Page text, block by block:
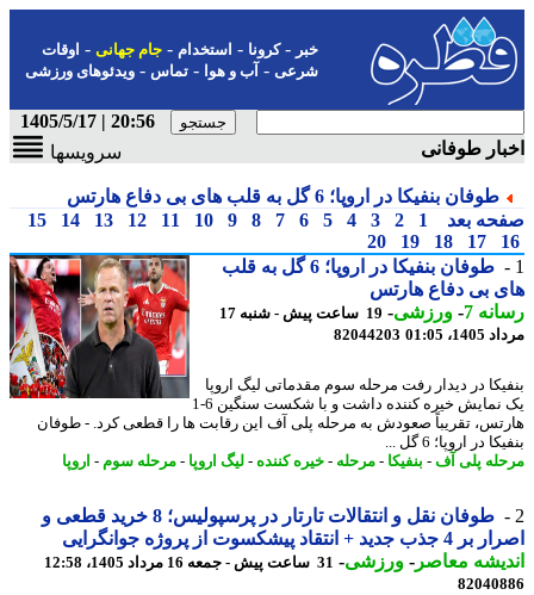
-کرونا-استخدام- جام جهانی-اوقات
شرعی-آب و هوا-تماس-ویدئوهای ورزشی
20:56 | 1405/5/17
طوفانی
سرویسها
طوفان بنفیکا در اروپا؛ 6 گل به قلب های بی دفاع هارتس
بعد
1
2
3
4
5
6
7
8
9
10
11
12
13
14
15
17
18
19
20
طوفان بنفیکا در اروپا؛ 6 گل به قلب
بی دفاع هارتس
7
-ورزشی-
19 ساعت پیش - شنبه 17
01:05
82044203
در دیدار رفت مرحله سوم مقدماتی لیگ اروپا
یک نمایش خیره کننده داشت و با شکست سنگین 6-1
تقریباً صعودش به مرحله پلی آف این رقابت ها را قطعی کرد. - طوفان
در اروپا؛ 6 گل ...
پلی آف - بنفیکا-مرحله-خیره کننده-لیگ اروپا - مرحله سوم-اروپا
طوفان نقل و انتقالات تارتار در پرسپولیس؛ 8 خرید قطعی و
+ انتقاد پیشکسوت از پروژه جوانگرایی
معاصر-ورزشی-31 ساعت پیش - جمعه 16 مرداد 1405، 12:58